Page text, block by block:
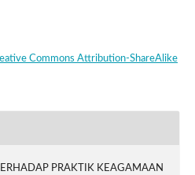
Commons Attribution-ShareAlike
PRAKTIK KEAGAMAAN